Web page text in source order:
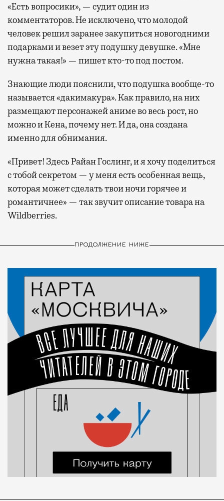
«Есть вопросики», — судит один из
комментаторов. Не исключено, что молодой
человек решил заранее закупиться новогодними
подарками и везет эту подушку девушке. «Мне
нужна такая!» — пишет кто-то под постом.
Знающие люди пояснили, что подушка вообще-то
называется «дакимакура». Как правило, на них
размещают персонажей аниме во весь рост, но
можно и Кена, почему нет. И да, она создана
именно для обнимания.
«Привет! Здесь Райан Гослинг, и я хочу поделиться
с тобой секретом — у меня есть особенная вещь,
которая может сделать твои ночи горячее и
романтичнее» — так звучит описание товара на
Wildberries.
ПРОДОЛЖЕНИЕ НИЖЕ